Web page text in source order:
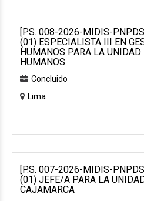
[P.S. 008-2026-MIDIS-
(01) ESPECIALISTA III EN
HUMANOS PARA LA UNIDAD
HUMANOS
Concluido
Lima
[P.S. 007-2026-MIDIS-
(01) JEFE/A PARA LA
CAJAMARCA